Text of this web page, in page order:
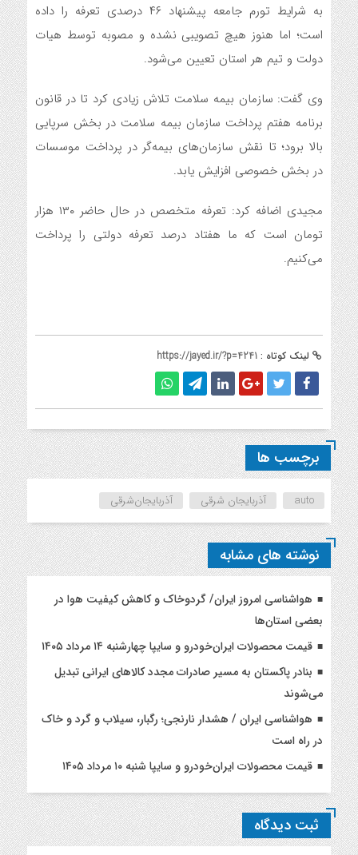
به شرایط تورم جامعه پیشنهاد ۴۶ درصدی تعرفه را داده
است؛ اما هنوز هیچ تصویبی نشده و مصوبه توسط هیات
دولت و تیم هر استان تعیین می‌شود.
وی گفت: سازمان بیمه سلامت تلاش زیادی کرد تا در قانون
برنامه هفتم پرداخت سازمان بیمه سلامت در بخش سرپایی
بالا برود؛ تا نقش سازمان‌های بیمه‌گر در پرداخت موسسات
در بخش خصوصی افزایش یابد.
مجیدی اضافه کرد: تعرفه متخصص در حال حاضر ۱۳۰ هزار
تومان است که ما هفتاد درصد تعرفه دولتی را پرداخت
می‌کنیم.
لینک کوتاه : https://jayed.ir/?p=4241
برچسب ها
auto آذربایجان شرقی آذربایجان‌شرقی
نوشته های مشابه
هواشناسی امروز ایران/ گردوخاک و کاهش کیفیت هوا در
بعضی استان‌ها
قیمت محصولات ایران‌خودرو و سایپا چهارشنبه ۱۴ مرداد ۱۴۰۵
بنادر پاکستان به مسیر صادرات مجدد کالاهای ایرانی تبدیل
می‌شوند
هواشناسی ایران / هشدار نارنجی؛ رگبار، سیلاب و گرد و خاک
در راه است
قیمت محصولات ایران‌خودرو و سایپا شنبه ۱۰ مرداد ۱۴۰۵
ثبت دیدگاه